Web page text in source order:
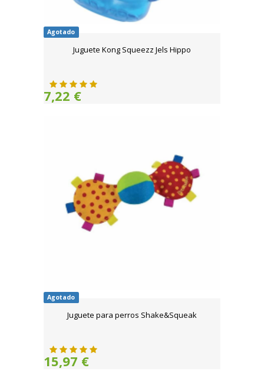
Agotado
Juguete Kong Squeezz Jels Hippo
7,22 €
Agotado
Juguete para perros Shake&Squeak
15,97 €